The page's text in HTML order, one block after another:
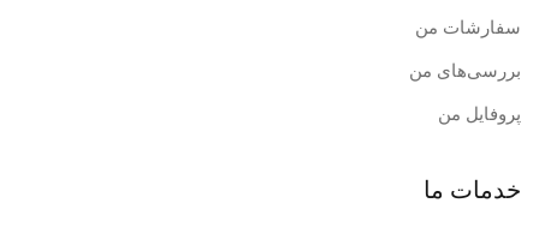
سفارشات من
بررسی‌های من
پروفایل من
خدمات ما